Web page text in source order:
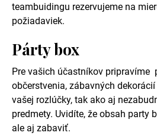
teambuidingu rezervujeme na
požiadaviek.
Párty box
Pre vašich účastníkov pripravíme
občerstvenia, zábavných
vašej rozlúčky, tak ako aj
predmety. Uvidíte, že obsah party
ale aj zabaviť.